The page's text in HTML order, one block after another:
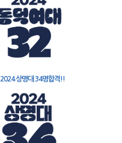
2024 상명대 34명합격!!